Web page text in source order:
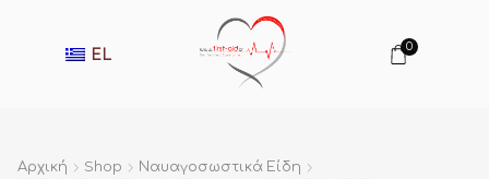
EL 0
Αρχική Shop Ναυαγοσωστικά Είδη